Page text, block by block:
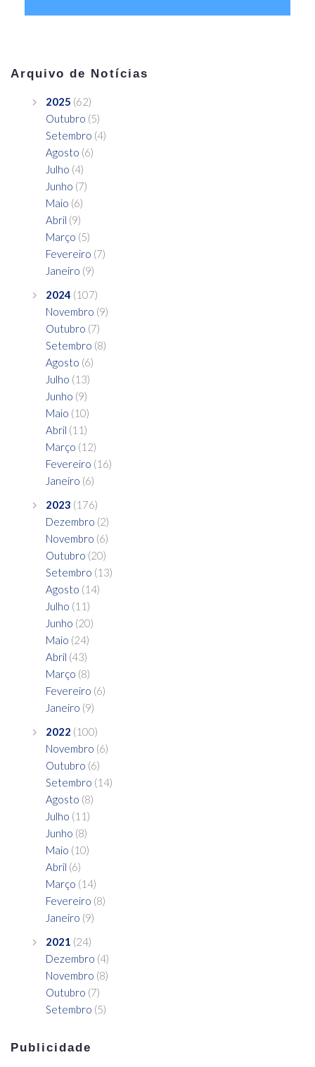
Arquivo de Notícias
2025 (62)
Outubro (5)
Setembro (4)
Agosto (6)
Julho (4)
Junho (7)
Maio (6)
Abril (9)
Março (5)
Fevereiro (7)
Janeiro (9)
2024 (107)
Novembro (9)
Outubro (7)
Setembro (8)
Agosto (6)
Julho (13)
Junho (9)
Maio (10)
Abril (11)
Março (12)
Fevereiro (16)
Janeiro (6)
2023 (176)
Dezembro (2)
Novembro (6)
Outubro (20)
Setembro (13)
Agosto (14)
Julho (11)
Junho (20)
Maio (24)
Abril (43)
Março (8)
Fevereiro (6)
Janeiro (9)
2022 (100)
Novembro (6)
Outubro (6)
Setembro (14)
Agosto (8)
Julho (11)
Junho (8)
Maio (10)
Abril (6)
Março (14)
Fevereiro (8)
Janeiro (9)
2021 (24)
Dezembro (4)
Novembro (8)
Outubro (7)
Setembro (5)
Publicidade